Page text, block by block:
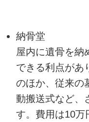
納骨堂
屋内に遺骨を納
できる利点があ
のほか、従来の
動搬送式など、
す。費用は10万